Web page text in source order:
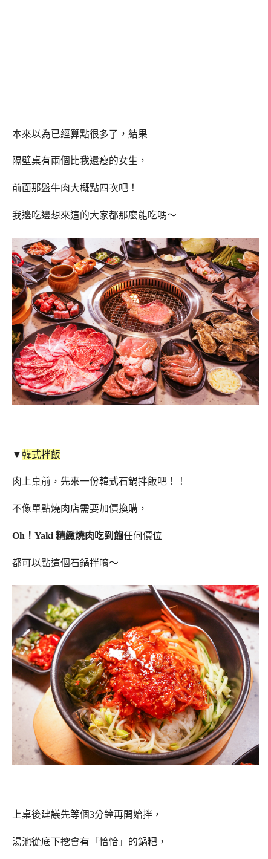
本來以為已經算點很多了，結果
隔壁桌有兩個比我還瘦的女生，
前面那盤牛肉大概點四次吧！
我邊吃邊想來這的大家都那麼能吃嗎～
▼韓式拌飯
肉上桌前，先來一份韓式石鍋拌飯吧！！
不像單點燒肉店需要加價換購，
Oh！Yaki 精緻燒肉吃到飽任何價位
都可以點這個石鍋拌唷～
上桌後建議先等個3分鐘再開始拌，
湯池從底下挖會有「恰恰」的鍋粑，